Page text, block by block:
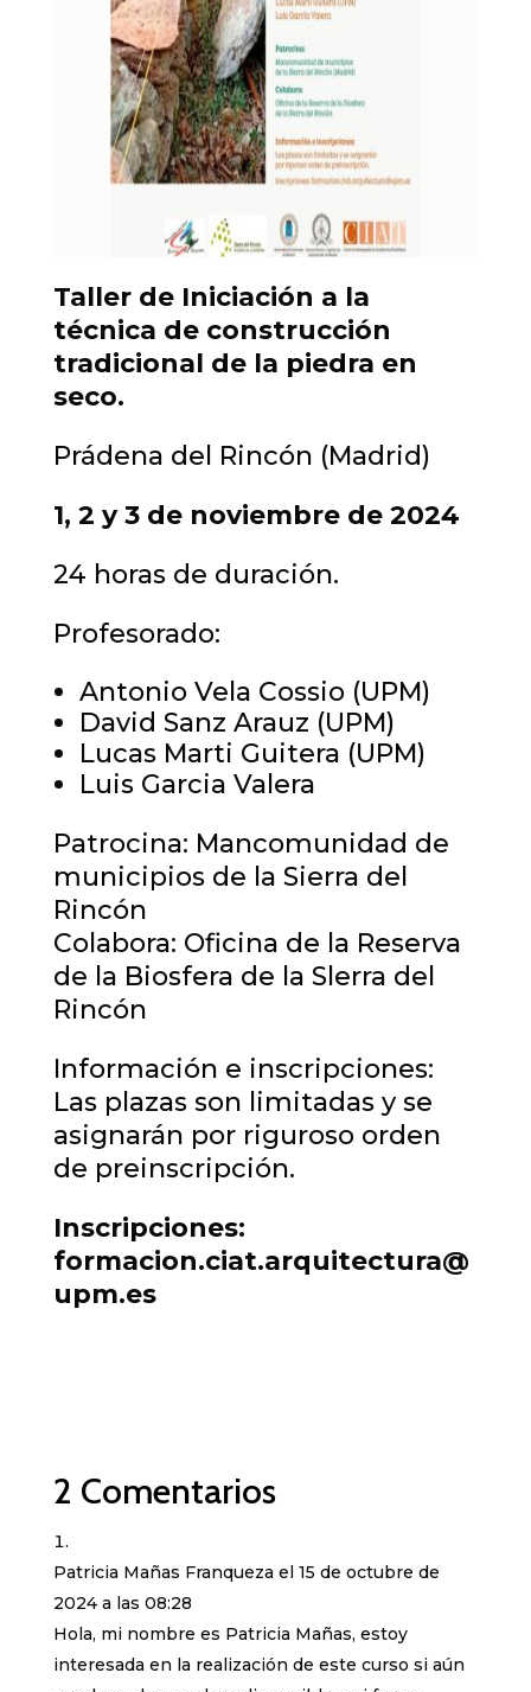
Taller de Iniciación a la
técnica de construcción
tradicional de la piedra en
seco.
Prádena del Rincón (Madrid)
1, 2 y 3 de noviembre de 2024
24 horas de duración.
Profesorado:
Antonio Vela Cossio (UPM)
David Sanz Arauz (UPM)
Lucas Marti Guitera (UPM)
Luis Garcia Valera
Patrocina: Mancomunidad de
municipios de la Sierra del
Rincón
Colabora: Oficina de la Reserva
de la Biosfera de la Slerra del
Rincón
Información e inscripciones:
Las plazas son limitadas y se
asignarán por riguroso orden
de preinscripción.
Inscripciones:
formacion.ciat.arquitectura@
upm.es
2 Comentarios
Patricia Mañas Franqueza el 15 de octubre de
2024 a las 08:28
Hola, mi nombre es Patricia Mañas, estoy
interesada en la realización de este curso si aún